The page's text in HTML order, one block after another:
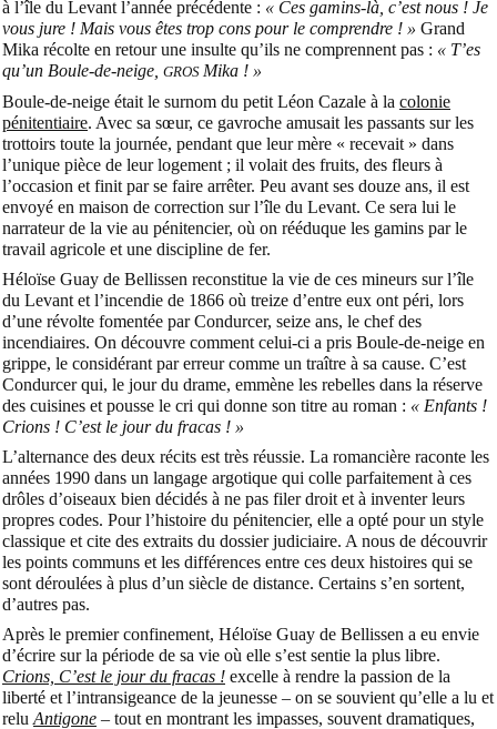
à l’île du Levant l’année précédente : « Ces gamins-là, c’est nous ! Je
vous jure ! Mais vous êtes trop cons pour le comprendre ! » Grand
Mika récolte en retour une insulte qu’ils ne comprennent pas : « T’es
qu’un Boule-de-neige, GROS Mika ! »
Boule-de-neige était le surnom du petit Léon Cazale à la colonie
pénitentiaire. Avec sa sœur, ce gavroche amusait les passants sur les
trottoirs toute la journée, pendant que leur mère « recevait » dans
l’unique pièce de leur logement ; il volait des fruits, des fleurs à
l’occasion et finit par se faire arrêter. Peu avant ses douze ans, il est
envoyé en maison de correction sur l’île du Levant. Ce sera lui le
narrateur de la vie au pénitencier, où on rééduque les gamins par le
travail agricole et une discipline de fer.
Héloïse Guay de Bellissen reconstitue la vie de ces mineurs sur l’île
du Levant et l’incendie de 1866 où treize d’entre eux ont péri, lors
d’une révolte fomentée par Condurcer, seize ans, le chef des
incendiaires. On découvre comment celui-ci a pris Boule-de-neige en
grippe, le considérant par erreur comme un traître à sa cause. C’est
Condurcer qui, le jour du drame, emmène les rebelles dans la réserve
des cuisines et pousse le cri qui donne son titre au roman : « Enfants !
Crions ! C’est le jour du fracas ! »
L’alternance des deux récits est très réussie. La romancière raconte les
années 1990 dans un langage argotique qui colle parfaitement à ces
drôles d’oiseaux bien décidés à ne pas filer droit et à inventer leurs
propres codes. Pour l’histoire du pénitencier, elle a opté pour un style
classique et cite des extraits du dossier judiciaire. A nous de découvrir
les points communs et les différences entre ces deux histoires qui se
sont déroulées à plus d’un siècle de distance. Certains s’en sortent,
d’autres pas.
Après le premier confinement, Héloïse Guay de Bellissen a eu envie
d’écrire sur la période de sa vie où elle s’est sentie la plus libre.
Crions, C’est le jour du fracas ! excelle à rendre la passion de la
liberté et l’intransigeance de la jeunesse – on se souvient qu’elle a lu et
relu Antigone – tout en montrant les impasses, souvent dramatiques,